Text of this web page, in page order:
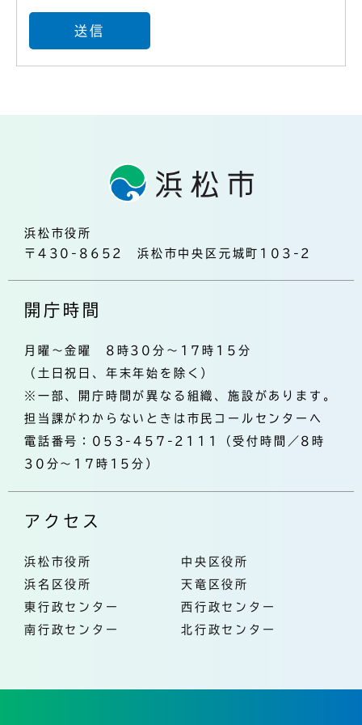
浜松市役所
〒430-8652 浜松市中央区元城町103-2
開庁時間
月曜～金曜 8時30分～17時15分
（土日祝日、年末年始を除く）
※一部、開庁時間が異なる組織、施設があります。
担当課がわからないときは市民コールセンターへ
電話番号：053-457-2111（受付時間／8時
30分～17時15分）
アクセス
浜松市役所
中央区役所
浜名区役所
天竜区役所
東行政センター
西行政センター
南行政センター
北行政センター